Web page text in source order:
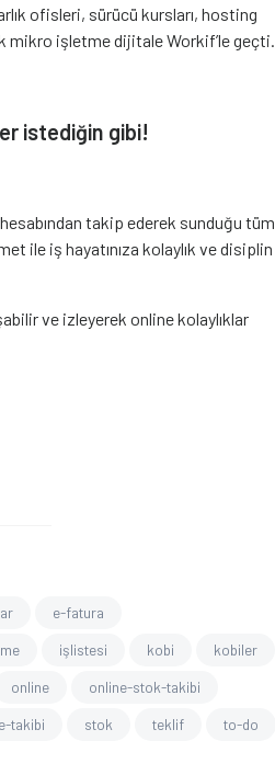
ofisleri, sürücü kursları, hosting
mikro işletme dijitale Workif’le geçti.
istediğin gibi!
hesabından takip ederek sunduğu tüm
ile iş hayatınıza kolaylık ve disiplin
ve izleyerek online kolaylıklar
e-fatura
işlistesi kobi
kobiler
online
online-stok-takibi
takibi stok teklif
to-do